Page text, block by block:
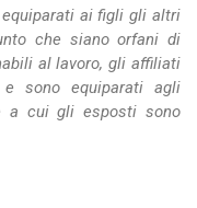
ai figli gli altri
che siano orfani di
al lavoro, gli affiliati
sono equiparati agli
a cui gli esposti sono